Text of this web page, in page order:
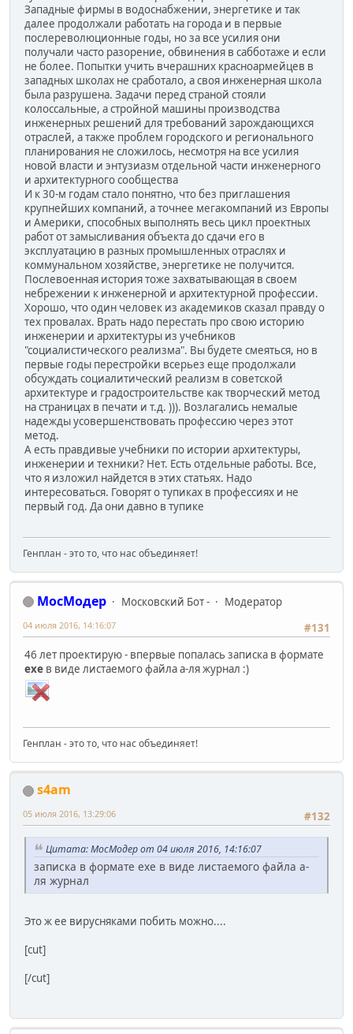
Западные фирмы в водоснабжении, энергетике и так
далее продолжали работать на города и в первые
послереволюционные годы, но за все усилия они
получали часто разорение, обвинения в сабботаже и если
не более. Попытки учить вчерашних красноармейцев в
западных школах не сработало, а своя инженерная школа
была разрушена. Задачи перед страной стояли
колоссальные, а стройной машины производства
инженерных решений для требований зарождающихся
отраслей, а также проблем городского и регионального
планирования не сложилось, несмотря на все усилия
новой власти и энтузиазм отдельной части инженерного
и архитектурного сообщества
И к 30-м годам стало понятно, что без приглашения
крупнейших компаний, а точнее мегакомпаний из Европы
и Америки, способных выполнять весь цикл проектных
работ от замысливания объекта до сдачи его в
эксплуатацию в разных промышленных отраслях и
коммунальном хозяйстве, энергетике не получится.
Послевоенная история тоже захватывающая в своем
небрежении к инженерной и архитектурной профессии.
Хорошо, что один человек из академиков сказал правду о
тех провалах. Врать надо перестать про свою историю
инженерии и архитектуры из учебников
"социалистического реализма". Вы будете смеяться, но в
первые годы перестройки всерьез еще продолжали
обсуждать социалитический реализм в советской
архитектуре и градостроительстве как творческий метод
на страницах в печати и т.д. ))). Возлагались немалые
надежды усовершенствовать профессию через этот
метод.
А есть правдивые учебники по истории архитектуры,
инженерии и техники? Нет. Есть отдельные работы. Все,
что я изложил найдется в этих статьях. Надо
интересоваться. Говорят о тупиках в профессиях и не
первый год. Да они давно в тупике
Генплан - это то, что нас объединяет!
МосМодер Московский Бот -
Модератор
#131
04 июля 2016, 14:16:07
46 лет проектирую - впервые попалась записка в формате
exe в виде листаемого файла а-ля журнал :)
Генплан - это то, что нас объединяет!
s4am
#132
05 июля 2016, 13:29:06
Цитата: МосМодер от 04 июля 2016, 14:16:07
записка в формате exe в виде листаемого файла а-
ля журнал
Это ж ее вирусняками побить можно....
[cut]
[/cut]